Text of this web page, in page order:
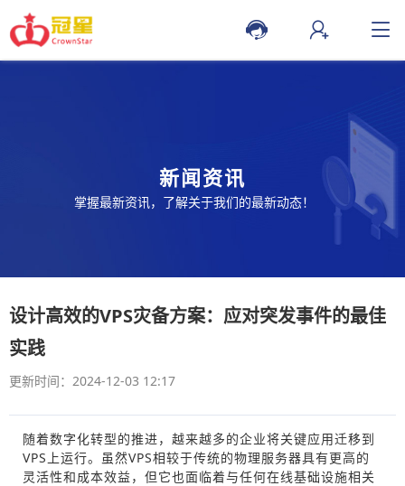
新闻资讯
掌握最新资讯，了解关于我们的最新动态！
设计高效的VPS灾备方案：应对突发事件的最佳
实践
更新时间：2024-12-03 12:17
随着数字化转型的推进，越来越多的企业将关键应用迁移到
VPS上运行。虽然VPS相较于传统的物理服务器具有更高的
灵活性和成本效益，但它也面临着与任何在线基础设施相关